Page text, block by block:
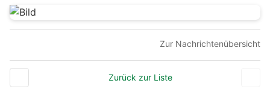
Zur Nachrichtenübersicht
Zurück zur Liste